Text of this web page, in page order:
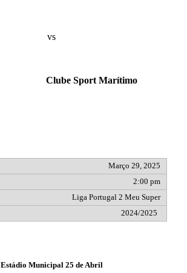
vs
Clube Sport Marítimo
Março 29, 2025
2:00 pm
Liga Portugal 2 Meu Super
2024/2025
Estádio Municipal 25 de Abril